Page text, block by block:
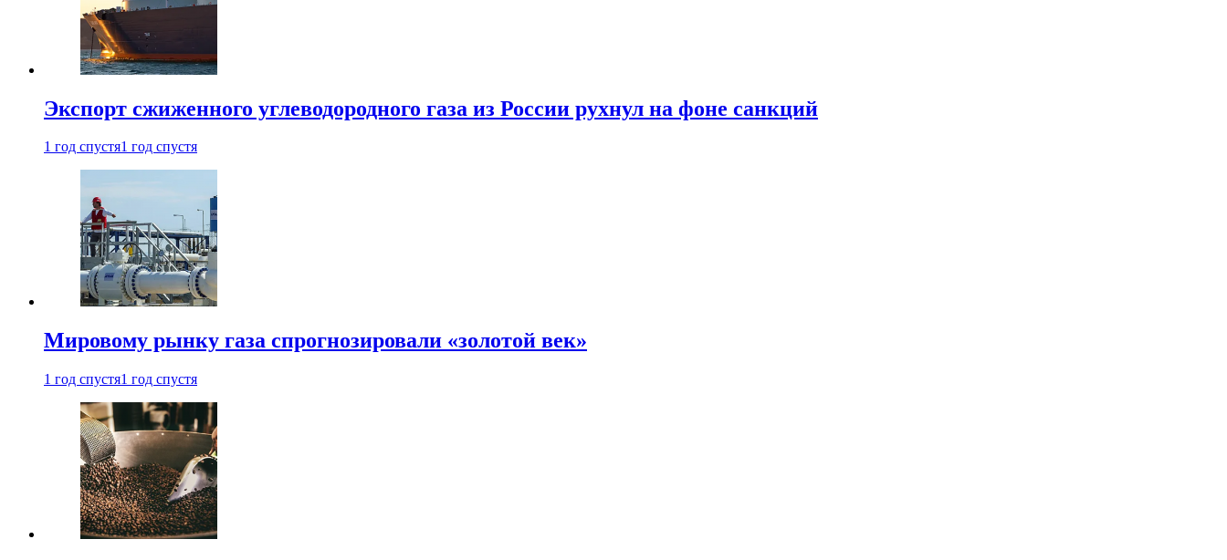
Экспорт сжиженного углеводородного газа из России рухнул на фоне санкций
1 год спустя1 год спустя
Мировому рынку газа спрогнозировали «золотой век»
1 год спустя1 год спустя